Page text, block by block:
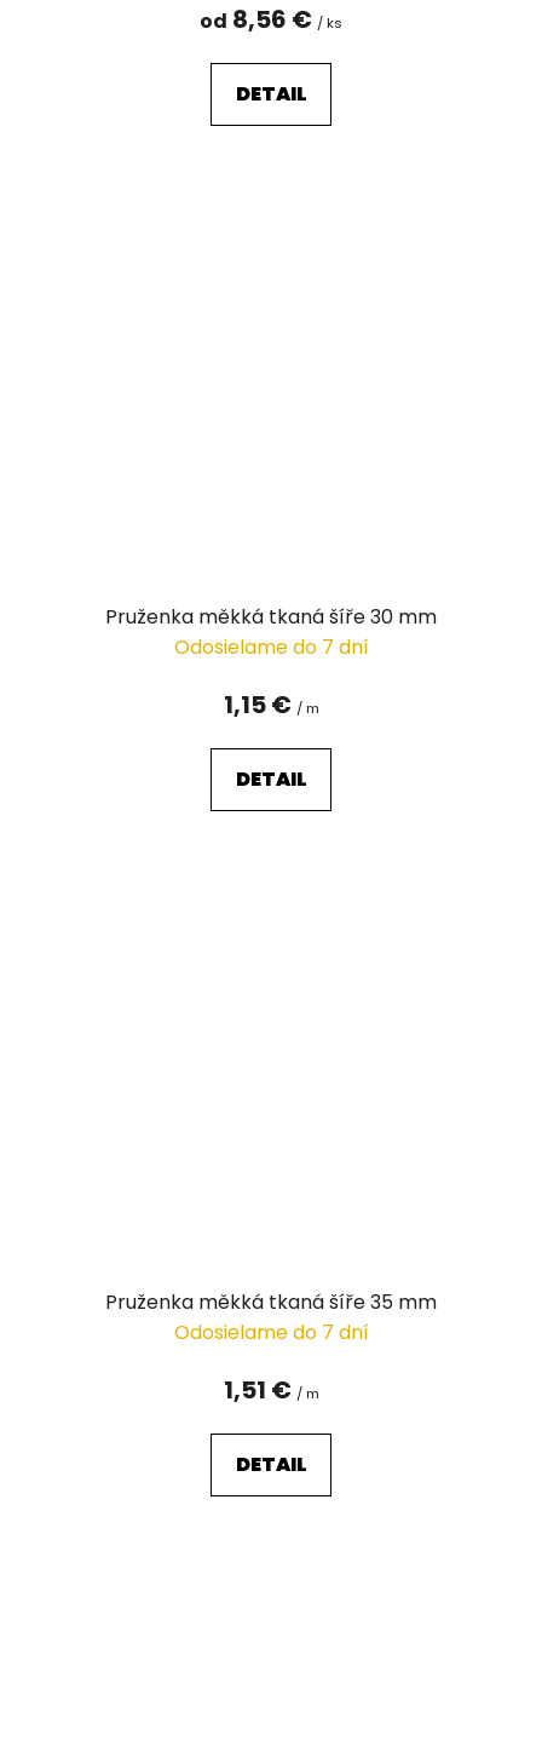
od 8,56 € / ks
DETAIL
Pruženka měkká tkaná šíře 30 mm
Odosielame do 7 dní
1,15 € / m
DETAIL
Pruženka měkká tkaná šíře 35 mm
Odosielame do 7 dní
1,51 € / m
DETAIL